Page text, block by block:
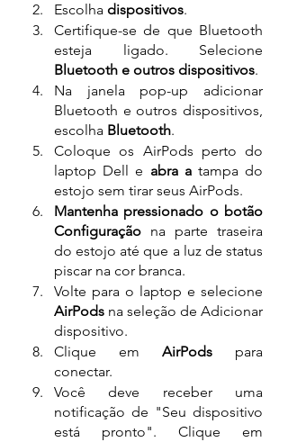
Escolha dispositivos.
Certifique-se de que Bluetooth
Bluetooth e outros dispositivos.
Na janela pop-up adicionar
Bluetooth e outros dispositivos,
escolha Bluetooth.
Coloque os AirPods perto do
laptop Dell e abra a tampa do
estojo sem tirar seus AirPods.
Mantenha pressionado o botão
Configuração na parte traseira
do estojo até que a luz de status
piscar na cor branca.
AirPods na seleção de Adicionar
dispositivo.
Clique em AirPods para
conectar.
Você deve receber uma
notificação de "Seu dispositivo